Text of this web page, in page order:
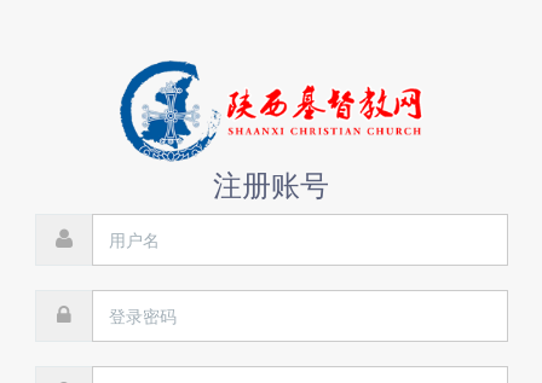
注册账号